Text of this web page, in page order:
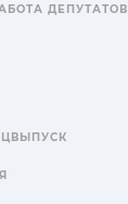
ДЕПУТАТОВ